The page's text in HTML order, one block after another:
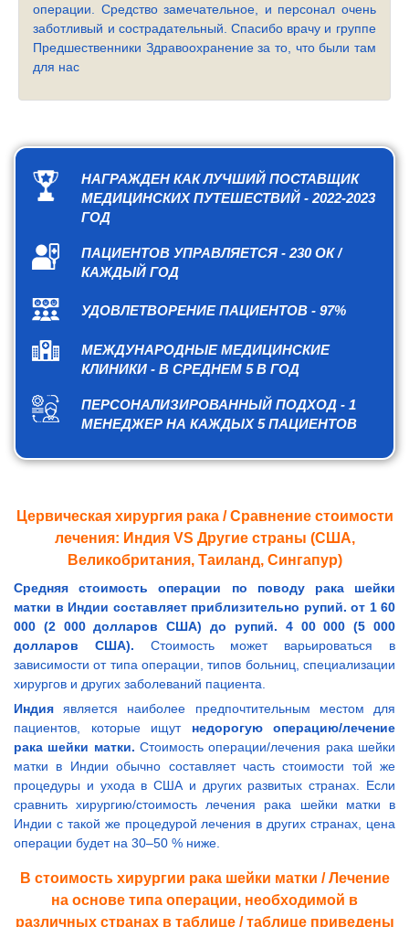
операции. Средство замечательное, и персонал очень
заботливый и сострадательный. Спасибо врачу и группе
Предшественники Здравоохранение за то, что были там
для нас
НАГРАЖДЕН КАК ЛУЧШИЙ ПОСТАВЩИК
МЕДИЦИНСКИХ ПУТЕШЕСТВИЙ - 2022-2023
ГОД
ПАЦИЕНТОВ УПРАВЛЯЕТСЯ - 230 ОК /
КАЖДЫЙ ГОД
УДОВЛЕТВОРЕНИЕ ПАЦИЕНТОВ - 97%
МЕЖДУНАРОДНЫЕ МЕДИЦИНСКИЕ
КЛИНИКИ - В СРЕДНЕМ 5 В ГОД
ПЕРСОНАЛИЗИРОВАННЫЙ ПОДХОД - 1
МЕНЕДЖЕР НА КАЖДЫХ 5 ПАЦИЕНТОВ
Цервическая хирургия рака / Сравнение стоимости
лечения: Индия VS Другие страны (США,
Великобритания, Таиланд, Сингапур)
Средняя стоимость операции по поводу рака шейки
матки в Индии составляет приблизительно рупий. от 1 60
000 (2 000 долларов США) до рупий. 4 00 000 (5 000
долларов США). Стоимость может варьироваться в
зависимости от типа операции, типов больниц, специализации
хирургов и других заболеваний пациента.
Индия является наиболее предпочтительным местом для
пациентов, которые ищут недорогую операцию/лечение
рака шейки матки. Стоимость операции/лечения рака шейки
матки в Индии обычно составляет часть стоимости той же
процедуры и ухода в США и других развитых странах. Если
сравнить хирургию/стоимость лечения рака шейки матки в
Индии с такой же процедурой лечения в других странах, цена
операции будет на 30–50 % ниже.
В стоимость хирургии рака шейки матки / Лечение
на основе типа операции, необходимой в
различных странах в таблице / таблице приведены